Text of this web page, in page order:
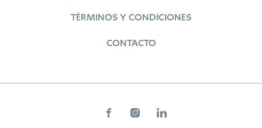
TÉRMINOS Y CONDICIONES
CONTACTO